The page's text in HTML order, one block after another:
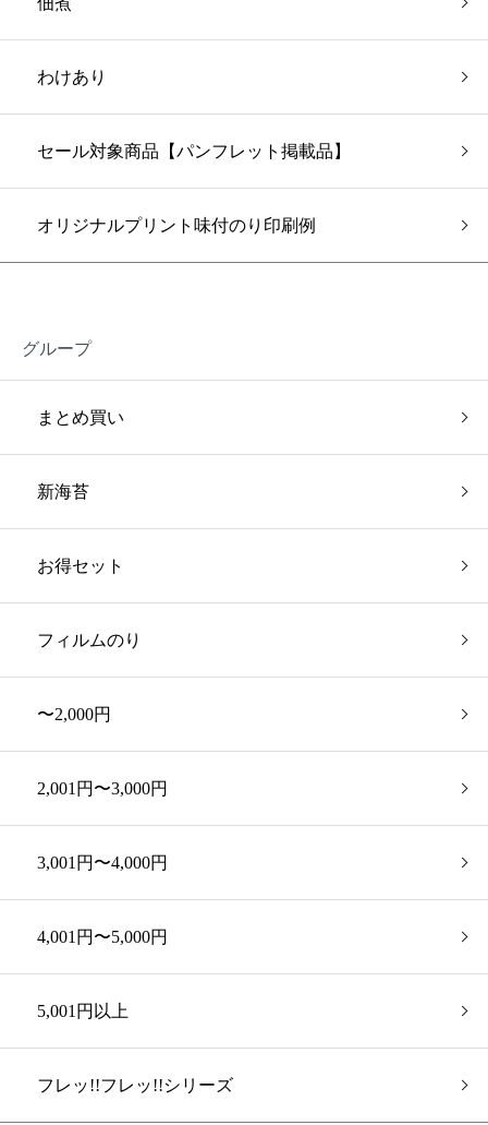
わけあり
セール対象商品【パンフレット掲載品】
オリジナルプリント味付のり印刷例
グループ
まとめ買い
新海苔
お得セット
フィルムのり
〜2,000円
2,001円〜3,000円
3,001円〜4,000円
4,001円〜5,000円
5,001円以上
フレッ!!フレッ!!シリーズ